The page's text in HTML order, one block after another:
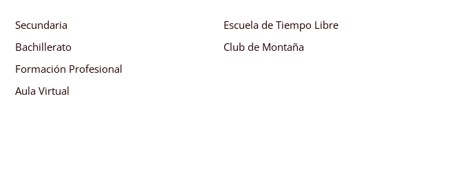
Secundaria
Bachillerato
Formación Profesional
Aula Virtual
Escuela de Tiempo Libre
Club de Montaña